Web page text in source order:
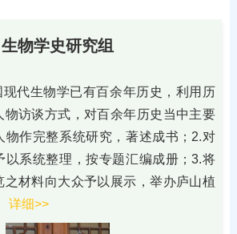
生物学史研究组
代生物学已有百余年历史，利用历
物访谈方式，对百余年历史当中主要
物作完整系统研究，著述成书；2.对
以系统整理，按专题汇编成册；3.将
之材料向大众予以展示，举办庐山植
详细>>